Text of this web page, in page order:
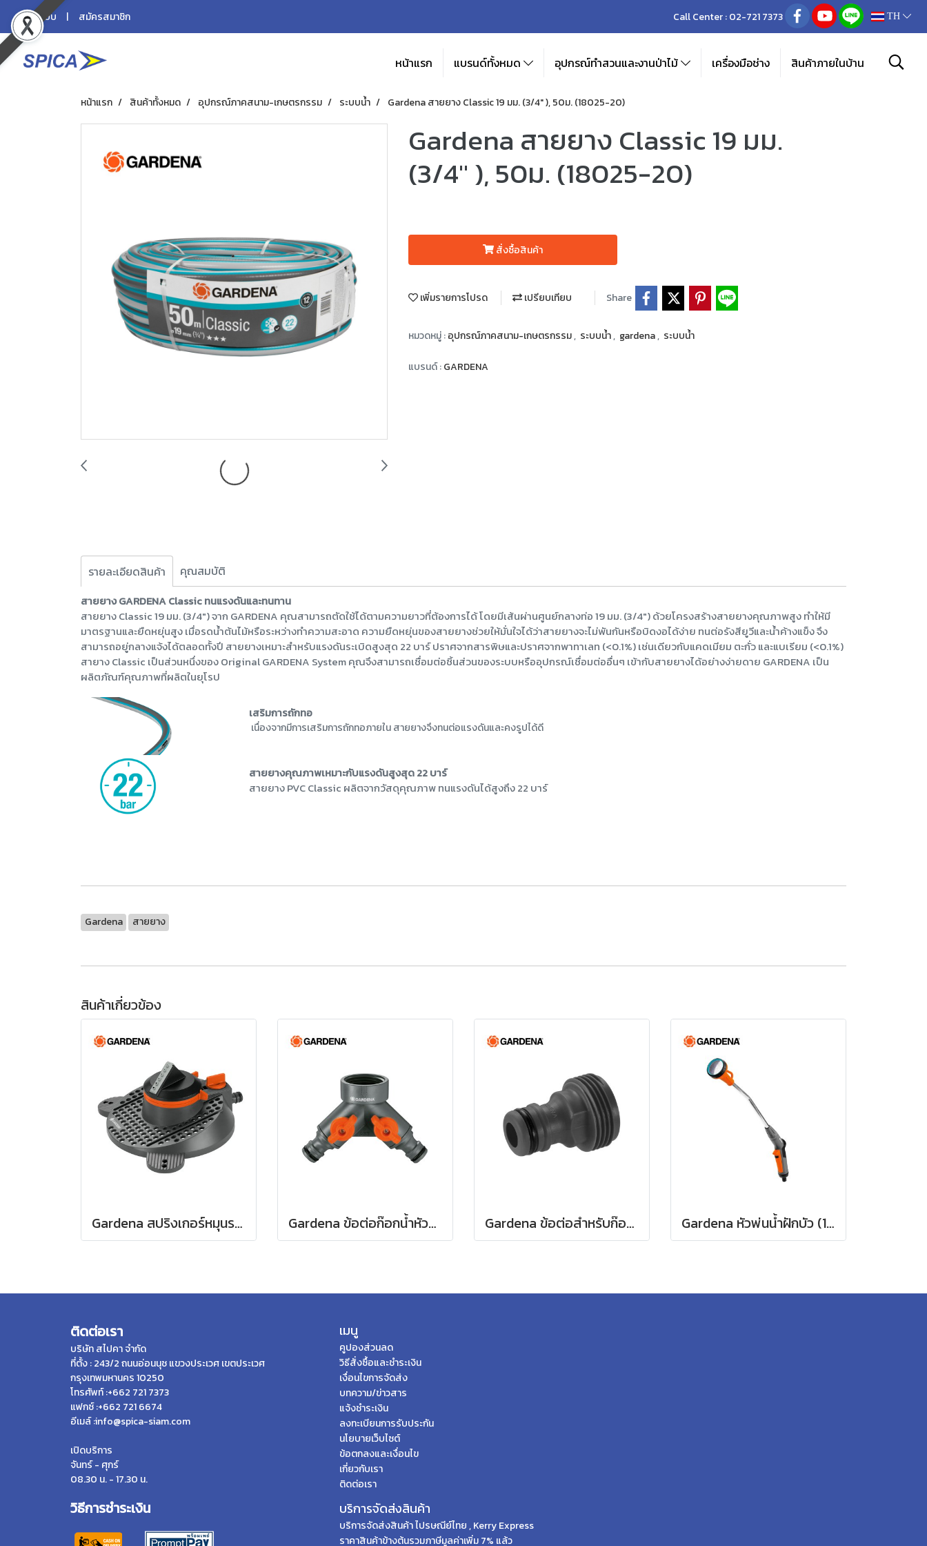
เข้าสู่ระบบ สมัครสมาชิก Call Center :02-721 7373 TH
หน้าแรก แบรนด์ทั้งหมด อุปกรณ์ทำสวนและงานป่าไม้ เครื่องมือช่าง สินค้าภายในบ้าน
หน้าแรก สินค้าทั้งหมด อุปกรณ์ภาคสนาม-เกษตรกรรม ระบบน้ำ Gardena สายยาง Classic 19 มม. (3/4" ), 50ม. (18025-20)
Gardena สายยาง Classic 19 มม.
(3/4" ), 50ม. (18025-20)
สั่งซื้อสินค้า
เพิ่มรายการโปรด เปรียบเทียบ Share
หมวดหมู่ :อุปกรณ์ภาคสนาม-เกษตรกรรม, ระบบน้ำ, gardena, ระบบน้ำ
แบรนด์ :GARDENA
รายละเอียดสินค้า คุณสมบัติ
สายยาง GARDENA Classic ทนแรงดันและทนทาน
สายยาง Classic 19 มม. (3/4") จาก GARDENA คุณสามารถตัดใช้ได้ตามความยาวที่ต้องการได้ โดยมีเส้นผ่านศูนย์กลางท่อ 19 มม. (3/4") ด้วยโครงสร้างสายยางคุณภาพสูง ทำให้มี
มาตรฐานและยืดหยุ่นสูง เมื่อรดน้ำต้นไม้หรือระหว่างทำความสะอาด ความยืดหยุ่นของสายยางช่วยให้มั่นใจได้ว่าสายยางจะไม่พันกันหรือบิดงอได้ง่าย ทนต่อรังสียูวีและน้ำค้างแข็ง จึง
สามารถอยู่กลางแจ้งได้ตลอดทั้งปี สายยางเหมาะสำหรับแรงดันระเบิดสูงสุด 22 บาร์ ปราศจากสารพิษและปราศจากพาทาเลท (<0.1%) เช่นเดียวกับแคดเมียม ตะกั่ว และแบเรียม (<0.1%)
สายาง Classic เป็นส่วนหนึ่งของ Original GARDENA System คุณจึงสามารถเชื่อมต่อชิ้นส่วนของระบบหรืออุปกรณ์เชื่อมต่ออื่นๆ เข้ากับสายยางได้อย่างง่ายดาย GARDENA เป็น
ผลิตภัณฑ์คุณภาพที่ผลิตในยุโรป
เสริมการถักทอ
เนื่องจากมีการเสริมการถักทอภายใน สายยางจึงทนต่อแรงดันและคงรูปได้ดี
สายยางคุณภาพเหมาะกับแรงดันสูงสุด 22 บาร์
สายยาง PVC Classic ผลิตจากวัสดุคุณภาพ ทนแรงดันได้สูงถึง 22 บาร์
Gardena สายยาง
สินค้าเกี่ยวข้อง
Gardena สปริงเกอร์หมุนรอบแบบปรับได้ Tango (02065-20) Gardena ข้อต่อก๊อกน้ำหัวแยกสองทาง 26.5 มม. (3/4") (00938-20) Gardena ข้อต่อสำหรับก๊อกน้ำ ขนาด 3/4" (26.5 มม.) (00921-50) Gardena หัวพ่นน้ำฝักบัว (18330-20)
ติดต่อเรา
บริษัท สไปคา จำกัด
ที่ตั้ง : 243/2 ถนนอ่อนนุช แขวงประเวศ เขตประเวศ
กรุงเทพมหานคร 10250
โทรศัพท์ :+662 721 7373
แฟกซ์ :+662 721 6674
อีเมล์ :info@spica-siam.com
เปิดบริการ
จันทร์ - ศุกร์
08.30 น. - 17.30 น.
วิธีการชำระเงิน
เมนู
คูปองส่วนลด
วิธีสั่งซื้อและชำระเงิน
เงื่อนไขการจัดส่ง
บทความ/ข่าวสาร
แจ้งชำระเงิน
ลงทะเบียนการรับประกัน
นโยบายเว็บไซต์
ข้อตกลงและเงื่อนไข
เกี่ยวกับเรา
ติดต่อเรา
บริการจัดส่งสินค้า
บริการจัดส่งสินค้า ไปรษณีย์ไทย , Kerry Express
ราคาสินค้าข้างต้นรวมภาษีมูลค่าเพิ่ม 7% แล้ว